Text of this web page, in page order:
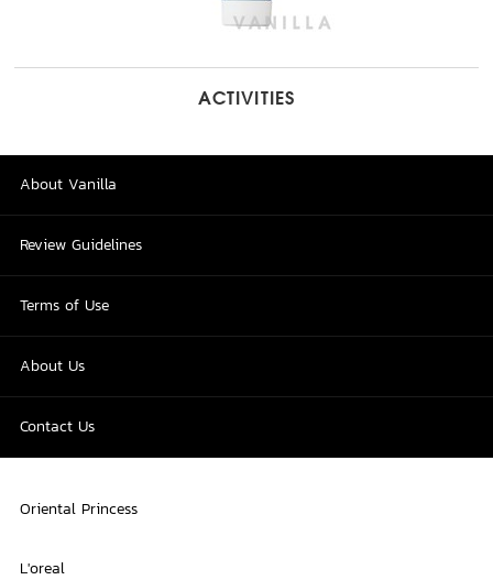
ACTIVITIES
About Vanilla
Review Guidelines
Terms of Use
About Us
Contact Us
Oriental Princess
L'oreal